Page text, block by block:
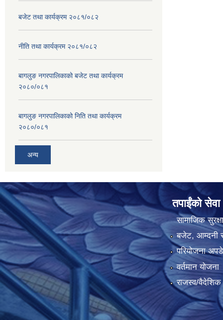
बजेट तथा कार्यक्रम २०८१/०८२
नीति तथा कार्यक्रम २०८१/०८२
बागलुङ नगरपालिकाको बजेट तथा कार्यक्रम
२०८०/०८१
बागलुङ नगरपालिकाको निति तथा कार्यक्रम
२०८०/०८१
अन्य
तपाईंको सेवा
सामाजिक सुरक्षा
बजेट, आम्दनी
परियोजना
वर्तमान योजना
राजस्व/वैदेशिक